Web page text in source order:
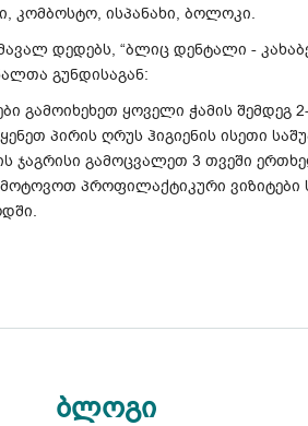
კომბოსტო, ისპანახი, ბოლოკი.
დედებს, “ბლიც დენტალი -
გუნდისაგან:
გამოიხეხეთ ყოველი ჭამის შემდეგ
პირის ღრუს ჰიგიენის ისეთი
ჯაგრისი გამოცვალეთ 3 თვეში
პროფილაქტიკური
ბლოგი